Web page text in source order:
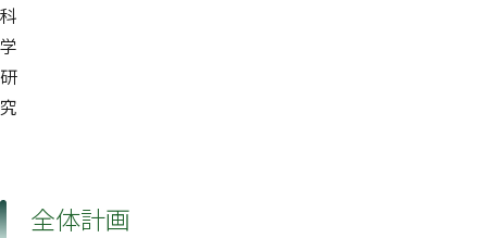
科
学
研
究
全体計画